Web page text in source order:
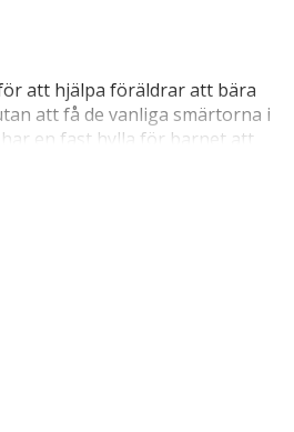
att hjälpa föräldrar att bära
att få de vanliga smärtorna i
en fast hylla för barnet att
hålla upp barnet underifrån
tyngre. Istället för att vrida på
som passar bäraren bäst.
att använda gör att den
och upp till 20 kilo